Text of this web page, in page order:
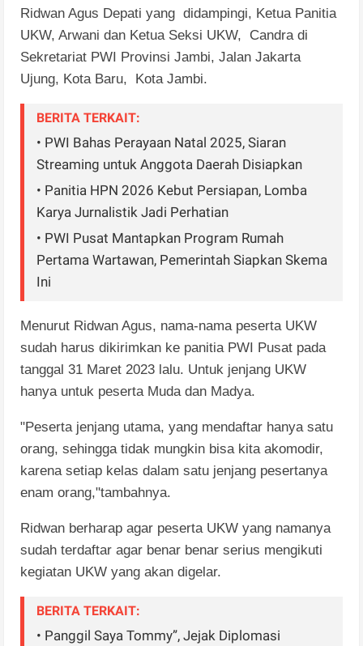
Ridwan Agus Depati yang didampingi, Ketua Panitia
UKW, Arwani dan Ketua Seksi UKW, Candra di
Sekretariat PWI Provinsi Jambi, Jalan Jakarta
Ujung, Kota Baru, Kota Jambi.
BERITA TERKAIT:
• PWI Bahas Perayaan Natal 2025, Siaran
Streaming untuk Anggota Daerah Disiapkan
• Panitia HPN 2026 Kebut Persiapan, Lomba
Karya Jurnalistik Jadi Perhatian
• PWI Pusat Mantapkan Program Rumah
Pertama Wartawan, Pemerintah Siapkan Skema
Ini
Menurut Ridwan Agus, nama-nama peserta UKW
sudah harus dikirimkan ke panitia PWI Pusat pada
tanggal 31 Maret 2023 lalu. Untuk jenjang UKW
hanya untuk peserta Muda dan Madya.
"Peserta jenjang utama, yang mendaftar hanya satu
orang, sehingga tidak mungkin bisa kita akomodir,
karena setiap kelas dalam satu jenjang pesertanya
enam orang,"tambahnya.
Ridwan berharap agar peserta UKW yang namanya
sudah terdaftar agar benar benar serius mengikuti
kegiatan UKW yang akan digelar.
BERITA TERKAIT:
• Panggil Saya Tommy”, Jejak Diplomasi